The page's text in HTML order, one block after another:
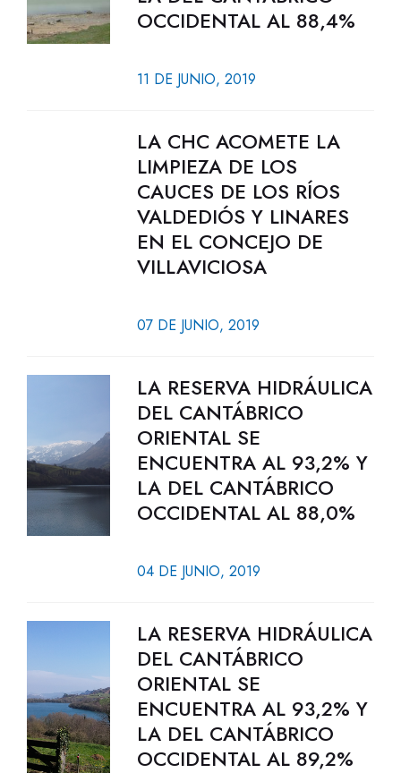
OCCIDENTAL AL 88,4%
11 DE JUNIO, 2019
LA CHC ACOMETE LA
LIMPIEZA DE LOS
CAUCES DE LOS RÍOS
VALDEDIÓS Y LINARES
EN EL CONCEJO DE
VILLAVICIOSA
07 DE JUNIO, 2019
LA RESERVA HIDRÁULICA
DEL CANTÁBRICO
ORIENTAL SE
ENCUENTRA AL 93,2% Y
LA DEL CANTÁBRICO
OCCIDENTAL AL 88,0%
04 DE JUNIO, 2019
LA RESERVA HIDRÁULICA
DEL CANTÁBRICO
ORIENTAL SE
ENCUENTRA AL 93,2% Y
LA DEL CANTÁBRICO
OCCIDENTAL AL 89,2%